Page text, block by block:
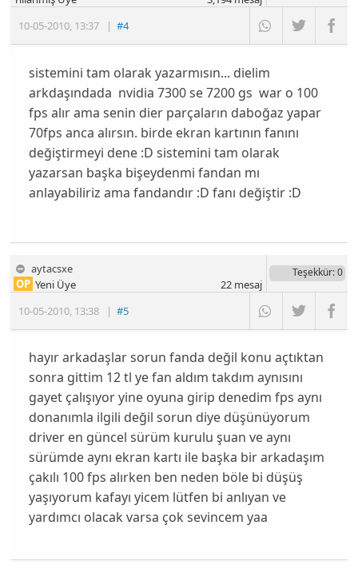
10-05-2010, 13:37 |#4
sistemini tam olarak yazarmısın... dielim
arkdaşındada nvidia 7300 se 7200 gs war o 100
fps alır ama senin dier parçaların daboğaz yapar
70fps anca alırsın. birde ekran kartının fanını
değiştirmeyi dene :D sistemini tam olarak
yazarsan başka bişeydenmi fandan mı
anlayabiliriz ama fandandır :D fanı değiştir :D
aytacsxe
10-05-2010, 13:38 |#5
OP Yeni Üye
Teşekkür: 0
22mesaj
hayır arkadaşlar sorun fanda değil konu açtıktan
sonra gittim 12 tl ye fan aldım takdım aynısını
gayet çalışıyor yine oyuna girip denedim fps aynı
donanımla ilgili değil sorun diye düşünüyorum
driver en güncel sürüm kurulu şuan ve aynı
sürümde aynı ekran kartı ile başka bir arkadaşım
çakılı 100 fps alırken ben neden böle bi düşüş
yaşıyorum kafayı yicem lütfen bi anlıyan ve
yardımcı olacak varsa çok sevincem yaa